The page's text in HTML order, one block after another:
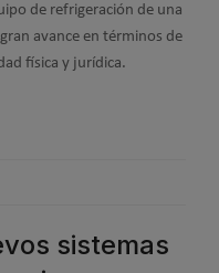
de refrigeración de una
avance en términos de
física y jurídica.
sistemas